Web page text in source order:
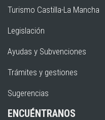
Turismo Castilla-La Mancha
Legislación
Ayudas y Subvenciones
Trámites y gestiones
Sugerencias
ENCUÉNTRANOS